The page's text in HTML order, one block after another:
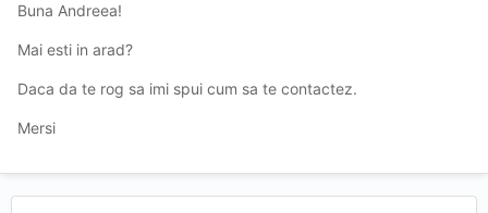
Buna Andreea!
Mai esti in arad?
Daca da te rog sa imi spui cum sa te contactez.
Mersi